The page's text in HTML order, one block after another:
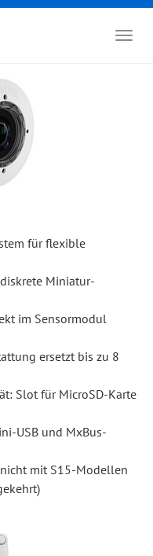
für flexible
Miniatur-
im Sensormodul
ersetzt bis zu 8
Slot für MicroSD-Karte
USB und MxBus-
mit S15-Modellen